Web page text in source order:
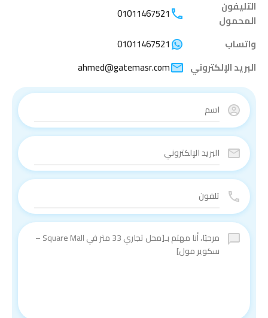
التليفون
المحمول
01011467521
واتساب
01011467521
البريد الإلكتروني
ahmed@gatemasr.com